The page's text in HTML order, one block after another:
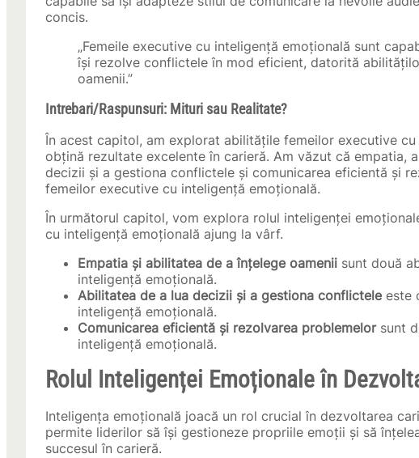
concis.
„Femeile executive cu inteligență emoțională sunt
își rezolve conflictele în mod eficient, datorită
oamenii.”
Intrebari/Raspunsuri: Mituri sau Realitate?
În acest capitol, am explorat abilitățile femeilor executive
obțină rezultate excelente în carieră. Am văzut că empatia,
decizii și a gestiona conflictele și comunicarea eficientă și
femeilor executive cu inteligență emoțională.
În următorul capitol, vom explora rolul inteligenței
cu inteligență emoțională ajung la vârf.
Empatia și abilitatea de a înțelege oamenii sunt două
inteligență emoțională.
Abilitatea de a lua decizii și a gestiona conflicteleeste
inteligență emoțională.
Comunicarea eficientă și rezolvarea problemelorsunt
inteligență emoțională.
Rolul Inteligenței Emoționale în
Inteligența emoțională joacă un rol crucial în dezvoltarea
permite liderilor să își gestioneze propriile emoții și să
succesul în carieră.